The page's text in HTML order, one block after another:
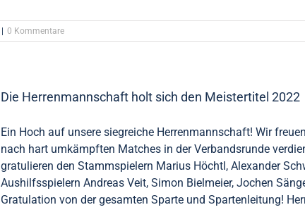
0 Kommentare
Die Herrenmannschaft holt sich den Meistertitel 2022
Ein Hoch auf unsere siegreiche Herrenmannschaft! Wir
nach hart umkämpften Matches in der Verbandsrunde
gratulieren den Stammspielern Marius Höchtl, Alexander
Aushilfsspielern Andreas Veit, Simon Bielmeier, Jochen
Gratulation von der gesamten Sparte und Spartenleitung!